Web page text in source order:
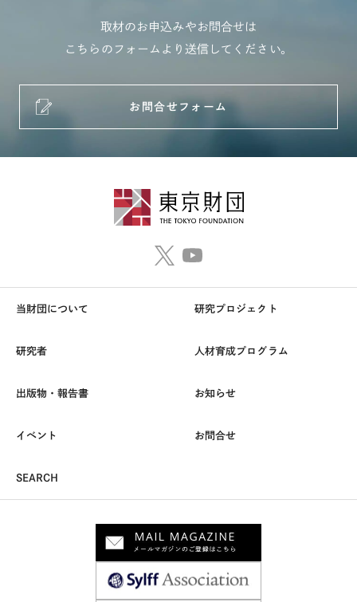
取材のお申込みやお問合せは
こちらのフォームより送信してください。
お問合せフォーム
当財団について 研究プロジェクト
研究者 人材育成プログラム
出版物・報告書 お知らせ
イベント お問合せ
SEARCH